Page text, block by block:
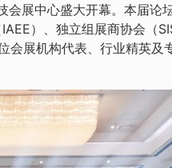
展中心盛大开幕。本届论
）、独立组展商协会（
展机构代表、行业精英及